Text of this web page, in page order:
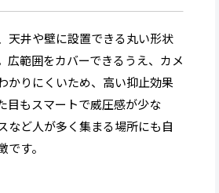
天井や壁に設置できる丸い形状
広範囲をカバーできるうえ、カメ
かりにくいため、高い抑止効果
目もスマートで威圧感が少な
など人が多く集まる場所にも自
す。